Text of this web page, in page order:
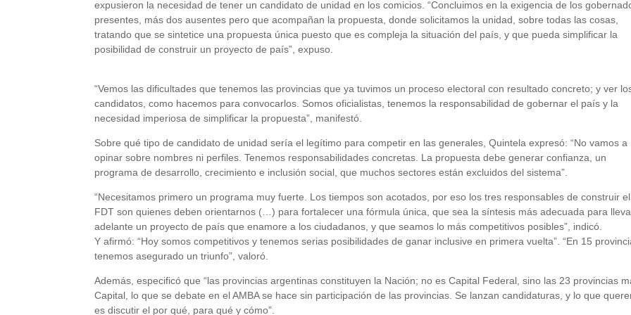
expusieron la necesidad de tener un candidato de unidad en los comicios. “Concluimos en la exigencia de los
presentes, más dos ausentes pero que acompañan la propuesta, donde solicitamos la unidad, sobre todas las cosas,
tratando que se sintetice una propuesta única puesto que es compleja la situación del país, y que pueda simplificar la
posibilidad de construir un proyecto de país”, expuso.
“Vemos las dificultades que tenemos las provincias que ya tuvimos un proceso electoral con resultado concreto; y ver
candidatos, como hacemos para convocarlos. Somos oficialistas, tenemos la responsabilidad de gobernar el país y la
necesidad imperiosa de simplificar la propuesta”, manifestó.
Sobre qué tipo de candidato de unidad sería el legítimo para competir en las generales, Quintela expresó: “No vamos a
opinar sobre nombres ni perfiles. Tenemos responsabilidades concretas. La propuesta debe generar confianza, un
programa de desarrollo, crecimiento e inclusión social, que muchos sectores están excluidos del sistema”.
“Necesitamos primero un programa muy fuerte. Los tiempos son acotados, por eso los tres responsables de construir el
FDT son quienes deben orientarnos (…) para fortalecer una fórmula única, que sea la síntesis más adecuada para
adelante un proyecto de país que enamore a los ciudadanos, y que seamos lo más competitivos posibles”, indicó.
Y afirmó: “Hoy somos competitivos y tenemos serias posibilidades de ganar inclusive en primera vuelta”. “En 15
tenemos asegurado un triunfo”, valoró.
Además, especificó que “las provincias argentinas constituyen la Nación; no es Capital Federal, sino las 23 provincias
Capital, lo que se debate en el AMBA se hace sin participación de las provincias. Se lanzan candidaturas, y lo que
es discutir el por qué, para qué y cómo”.